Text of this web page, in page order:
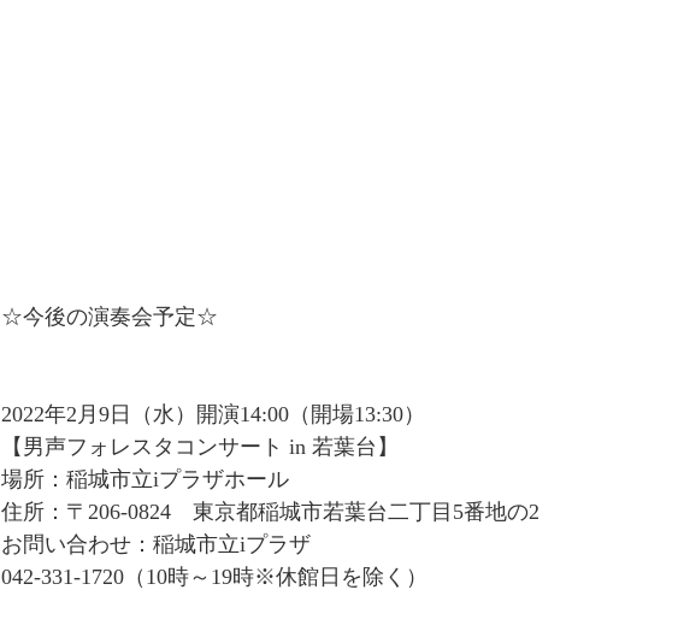
☆今後の演奏会予定☆
2022年2月9日（水）開演14:00（開場13:30）
【男声フォレスタコンサート in 若葉台】
場所：稲城市立iプラザホール
住所：〒206-0824　東京都稲城市若葉台二丁目5番地の2
お問い合わせ：稲城市立iプラザ
042-331-1720（10時～19時※休館日を除く）